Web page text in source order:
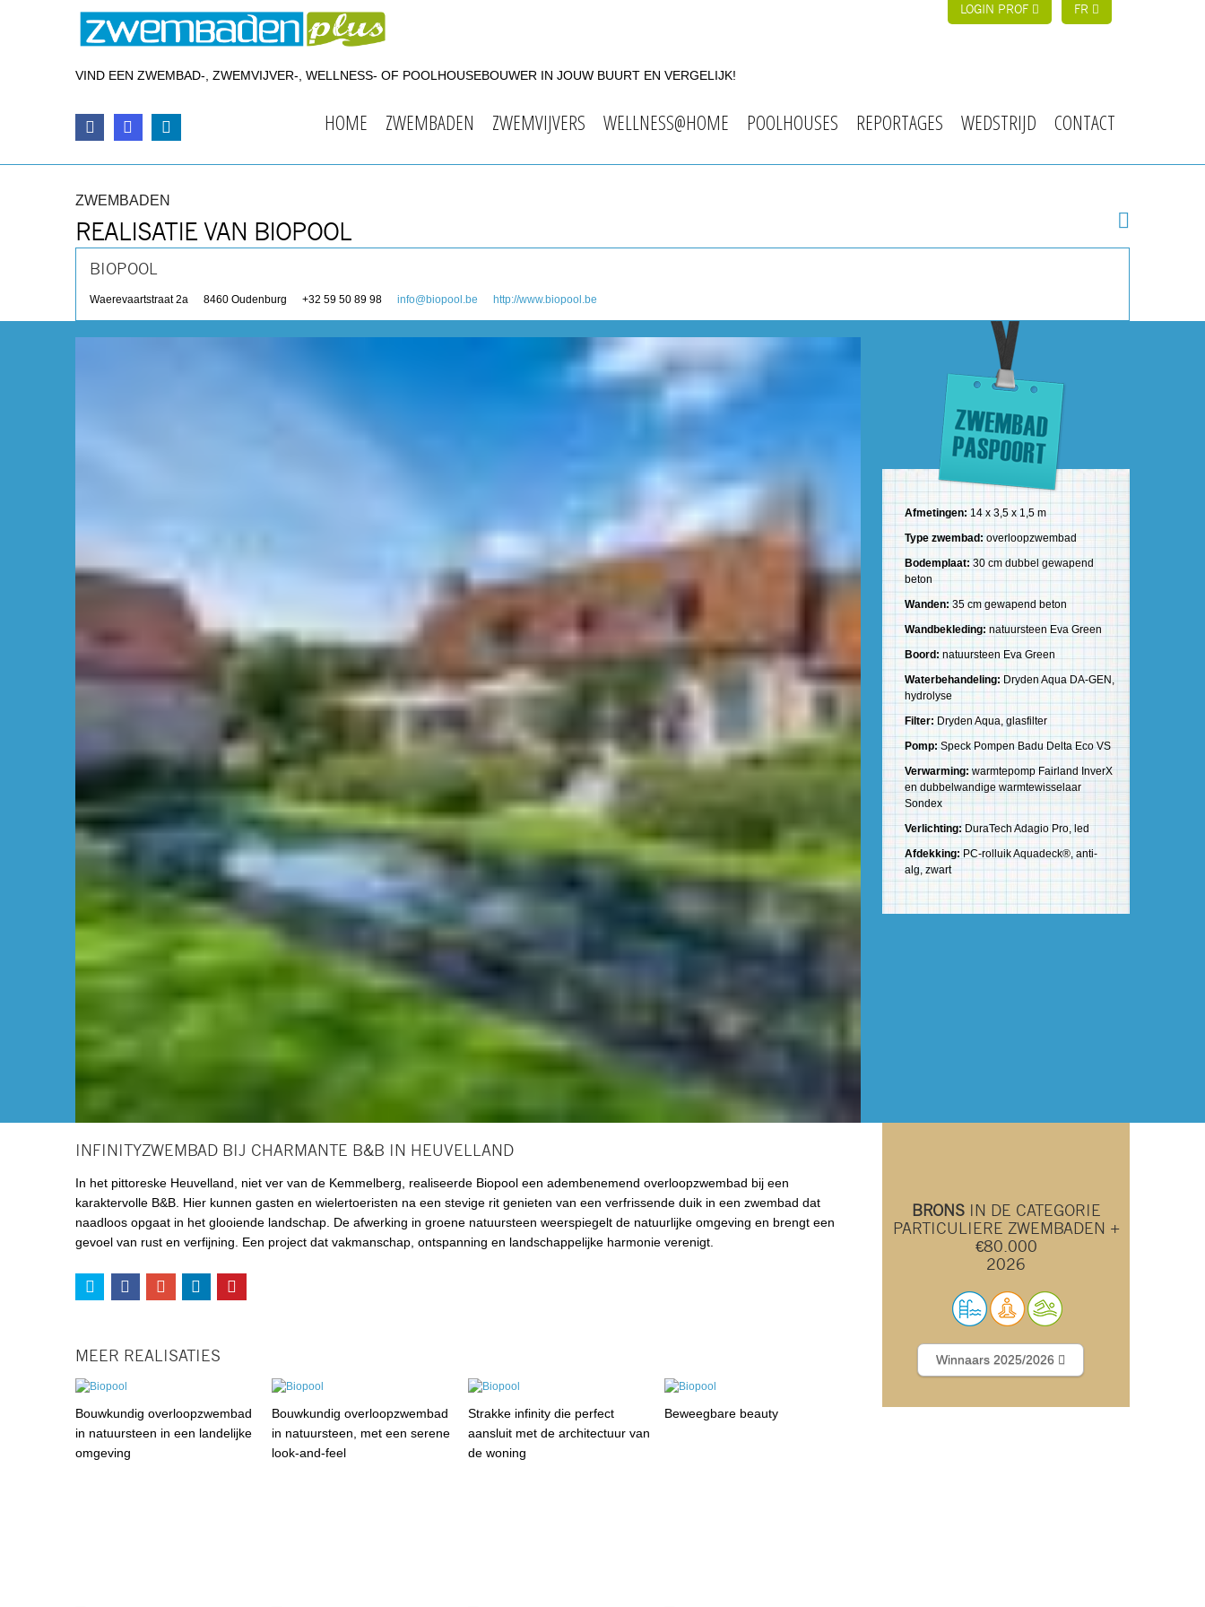
LOGIN PROF FR
VIND EEN ZWEMBAD-, ZWEMVIJVER-, WELLNESS- OF POOLHOUSEBOUWER IN JOUW BUURT EN VERGELIJK!
HOME ZWEMBADEN ZWEMVIJVERS WELLNESS@HOME POOLHOUSES REPORTAGES WEDSTRIJD CONTACT
ZWEMBADEN
REALISATIE VAN BIOPOOL
BIOPOOL
Waerevaartstraat 2a 8460 Oudenburg +32 59 50 89 98 info@biopool.be http://www.biopool.be
Afmetingen:14 x 3,5 x 1,5 m
Type zwembad:overloopzwembad
Bodemplaat: 30 cm dubbel gewapend
beton
Wanden:35 cm gewapend beton
Wandbekleding: natuursteen Eva Green
Boord: natuursteen Eva Green
Waterbehandeling:Dryden Aqua DA-GEN,
hydrolyse
Filter: Dryden Aqua, glasfilter
Pomp: Speck Pompen Badu Delta Eco VS
Verwarming:warmtepomp Fairland InverX
en dubbelwandige warmtewisselaar
Sondex
Verlichting: DuraTech Adagio Pro, led
Afdekking: PC-rolluik Aquadeck®, anti-
alg, zwart
INFINITYZWEMBAD BIJ CHARMANTE B&B IN HEUVELLAND
In het pittoreske Heuvelland, niet ver van de Kemmelberg, realiseerde Biopool een adembenemend overloopzwembad bij een
karaktervolle B&B. Hier kunnen gasten en wielertoeristen na een stevige rit genieten van een verfrissende duik in een zwembad dat
naadloos opgaat in het glooiende landschap. De afwerking in groene natuursteen weerspiegelt de natuurlijke omgeving en brengt een
gevoel van rust en verfijning. Een project dat vakmanschap, ontspanning en landschappelijke harmonie verenigt.
MEER REALISATIES
Bouwkundig overloopzwembad
in natuursteen in een landelijke
omgeving
Bouwkundig overloopzwembad
in natuursteen, met een serene
look-and-feel
Strakke infinity die perfect
aansluit met de architectuur van
de woning
Beweegbare beauty
BRONSIN DE CATEGORIE
PARTICULIERE ZWEMBADEN +
€80.000
2026
Winnaars 2025/2026